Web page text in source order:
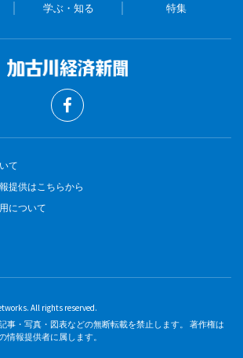
学ぶ・知る 特集
て
提供はこちらから
について
All rights reserved.
事・写真・図表などの無断転載を禁止します。 著作権は
情報提供者に属します。